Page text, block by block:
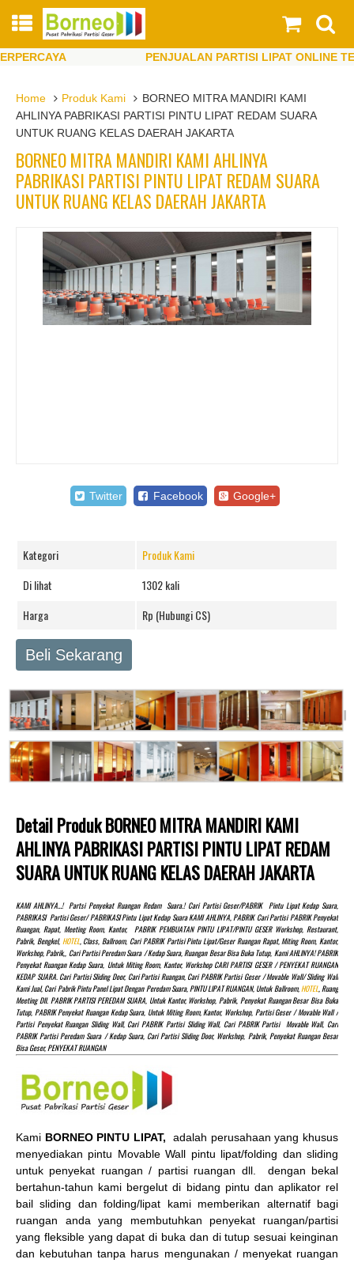
PENJUALAN PARTISI LIPAT ONLINE
Home
Produk Kami
BORNEO MITRA MANDIRI KAMI
AHLINYA PABRIKASI PARTISI PINTU LIPAT REDAM SUARA
UNTUK RUANG KELAS DAERAH JAKARTA
BORNEO MITRA MANDIRI KAMI AHLINYA
PABRIKASI PARTISI PINTU LIPAT REDAM SUARA
UNTUK RUANG KELAS DAERAH JAKARTA
Twitter Facebook Google+
Kategori
Produk Kami
Di lihat
1302 kali
Harga
Rp (Hubungi CS)
Beli Sekarang
Detail Produk BORNEO MITRA MANDIRI KAMI
AHLINYA PABRIKASI PARTISI PINTU LIPAT REDAM
SUARA UNTUK RUANG KELAS DAERAH JAKARTA
KAMI AHLINYA…! Partsi Penyekat Ruangan Redam Suara.! Cari Partisi Geser/PABRIK Pintu Lipat Kedap Suara,
PABRIKASI Partisi Geser/ PABRIKASI Pintu Lipat Kedap Suara KAMI AHLINYA, PABRIK Cari Partisi PABRIK Penyekat
Ruangan, Rapat, Meeting Room, Kantor, PABRIK PEMBUATAN PINTU LIPAT/PINTU GESER Workshop, Restaurant,
Pabrik, Bengkel, HOTEL, Class, Ballroom, Cari PABRIK Partisi Pintu Lipat/Geser Ruangan Rapat, Miting Room, Kantor,
Workshop, Pabrik,, Cari Partisi Peredam Suara / Kedap Suara, Ruangan Besar Bisa Buka Tutup, Kami AHLINYA! PABRIK
Penyekat Ruangan Kedap Suara, Untuk Miting Room, Kantor, Workshop CARI PARTISI GESER / PENYEKAT RUANGAN
KEDAP SUARA. Cari Partisi Sliding Door, Cari Partisi Ruangan, Cari PABRIK Partisi Geser / Movable Wall/ Sliding Wall
Kami Jual, Cari Pabrik Pintu Panel Lipat Dengan Peredam Suara, PINTU LIPAT RUANGAN, Untuk Ballroom,HOTEL, Ruang
Meeting Dll. PABRIK PARTISI PEREDAM SUARA, Untuk Kantor, Workshop, Pabrik, Penyekat Ruangan Besar Bisa Buka
Tutup, PABRIK Penyekat Ruangan Kedap Suara, Untuk Miting Room, Kantor, Workshop, Partisi Geser / Movable Wall /
Partisi Penyekat Ruangan Sliding Wall, Cari PABRIK Partisi Sliding Wall, Cari PABRIK Partisi Movable Wall, Cari
PABRIK Partisi Peredam Suara / Kedap Suara, Cari Partisi Sliding Door, Workshop, Pabrik, Penyekat Ruangan Besar
Bisa Geser, PENYEKAT RUANGAN
Kami BORNEO PINTU LIPAT, adalah perusahaan yang khusus
menyediakan pintu Movable Wall pintu lipat/folding dan sliding
untuk penyekat ruangan / partisi ruangan dll. dengan bekal
bertahun-tahun kami bergelut di bidang pintu dan aplikator rel
bail sliding dan folding/lipat kami memberikan alternatif bagi
ruangan anda yang membutuhkan penyekat ruangan/partisi
yang fleksible yang dapat di buka dan di tutup sesuai keinginan
dan kebutuhan tanpa harus mengunakan / menyekat ruangan